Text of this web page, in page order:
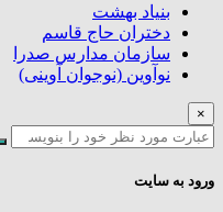
بنیاد بهشت
دختران حاج قاسم
سازمان مدارس صدرا
نوآوین (نوجوان آوینی)
×
ورود به سایت